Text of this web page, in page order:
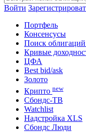
Войти
Портфель
Консенсусы
Поиск
Кривые
ЦФА
Best bid/ask
Золото
Крипто new
Сбондс-ТВ
Watchlist
Надстройка XLS
Сбондс Люди